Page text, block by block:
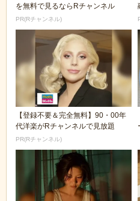
を無料で見るならRチャンネル
PR(Rチャンネル)
【登録不要＆完全無料】90・00年
代洋楽がRチャンネルで見放題
PR(Rチャンネル)